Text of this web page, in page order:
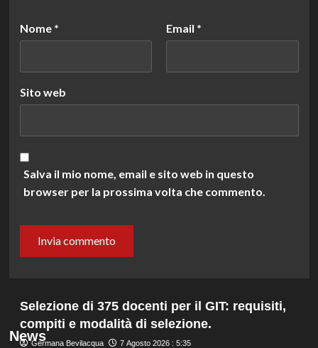
Nome * Email *
Sito web
Salva il mio nome, email e sito web in questo
browser per la prossima volta che commento.
News
Selezione di 375 docenti per il GIT: requisiti,
compiti e modalità di selezione.
Germana Bevilacqua 7 Agosto 2026 : 5:35